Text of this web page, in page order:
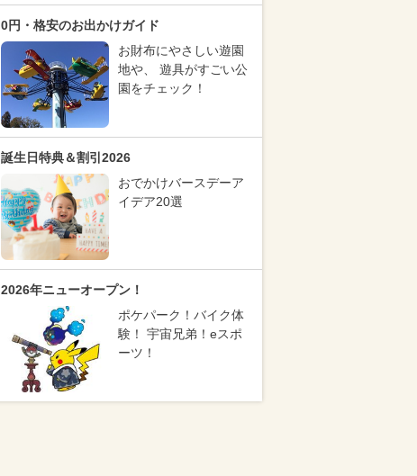
0円・格安のお出かけガイド
お財布にやさしい遊園
地や、 遊具がすごい公
園をチェック！
誕生日特典＆割引2026
おでかけバースデーア
イデア20選
2026年ニューオープン！
ポケパーク！バイク体
験！ 宇宙兄弟！eスポ
ーツ！